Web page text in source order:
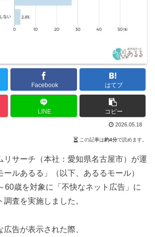
Facebook はてブ
LINE コピー
2026.05.18
この記事は約4分で読めます。
リサーチ（本社：愛知県名古屋市）が運
ルあるる」（以下、あるるモール）
60歳を対象に「不快なネット広告」に
査を実施しました。
告が表示された際、